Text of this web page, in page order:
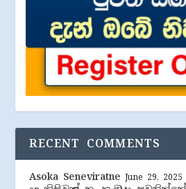
RECENT COMMENTS
Asoka Seneviratne June 29, 2025